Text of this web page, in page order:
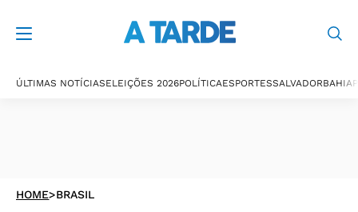
ÚLTIMAS NOTÍCIASELEIÇÕES 2026POLÍTICAESPORTESSALVADORBAHIA
HOME>BRASIL